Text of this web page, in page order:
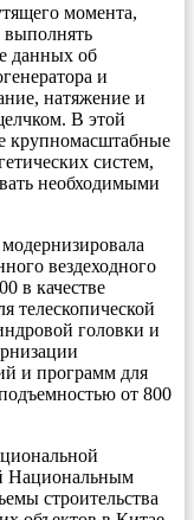
момента,
выполнять
данных об
и
натяжение и
В этой
крупномасштабные
систем,
необходимыми
вездеходного
в качестве
телескопической
головки и
и программ для
от 800
Национальным
строительства